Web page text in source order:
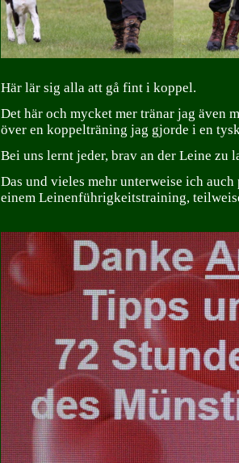
Här lär sig alla att gå fint i koppel.
Det här och mycket mer tränar jag även
över en koppelträning jag gjorde i en
Bei uns lernt jeder, brav an der Leine zu
Das und vieles mehr unterweise ich
einem Leinenführigkeitstraining,